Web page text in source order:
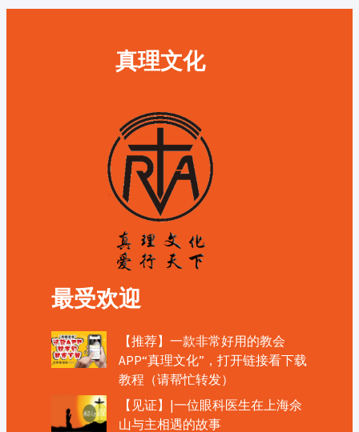
真理文化
最受欢迎
【推荐】一款非常好用的教会
APP“真理文化”，打开链接看下载
教程（请帮忙转发）
【见证】|一位眼科医生在上海佘
山与主相遇的故事